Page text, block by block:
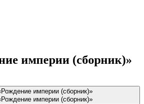
империи (сборник)»